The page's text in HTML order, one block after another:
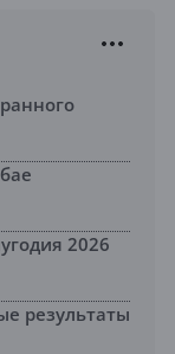
2026
результаты